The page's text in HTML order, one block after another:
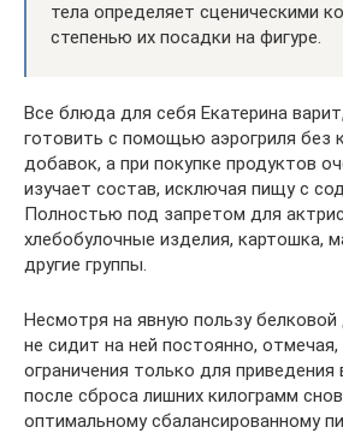
тела определяет сценическими
степенью их посадки на фигуре.
Все блюда для себя Екатерина
готовить с помощью аэрогриля без
добавок, а при покупке продуктов
изучает состав, исключая пищу с
Полностью под запретом для
хлебобулочные изделия, картошка,
другие группы.
Несмотря на явную пользу
не сидит на ней постоянно,
ограничения только для приведения
после сброса лишних килограмм
оптимальному сбалансированному